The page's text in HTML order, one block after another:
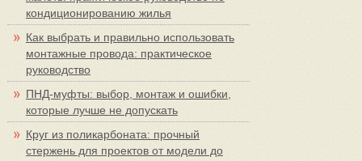
кондиционированию жилья
Как выбрать и правильно использовать
монтажные провода: практическое
руководство
ПНД-муфты: выбор, монтаж и ошибки,
которые лучше не допускать
Круг из поликарбоната: прочный
стержень для проектов от модели до